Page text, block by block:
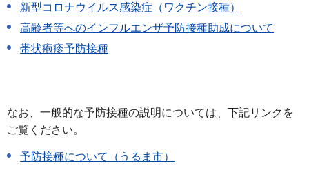
新型コロナウイルス感染症（ワクチン接種）
高齢者等へのインフルエンザ予防接種助成について
帯状疱疹予防接種
なお、一般的な予防接種の説明については、下記リンクを
ご覧ください。
予防接種について（うるま市）